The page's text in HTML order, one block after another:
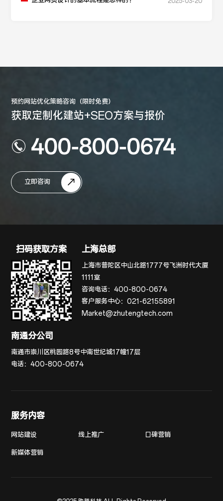
预约网站优化策略咨询（限时免费）
获取定制化建站+SEO方案与报价
400-800-0674
立即咨询
扫码获取方案 上海总部
上海市普陀区中山北路1777号飞洲时代大厦
1111室
咨询电话：400-800-0674
客户服务中心：021-62155891
Market@zhutengtech.com
南通分公司
南通市崇川区桃园路8号中南世纪城17幢17层
电话：400-800-0674
服务内容
网站建设 线上推广 口碑营销
新媒体营销